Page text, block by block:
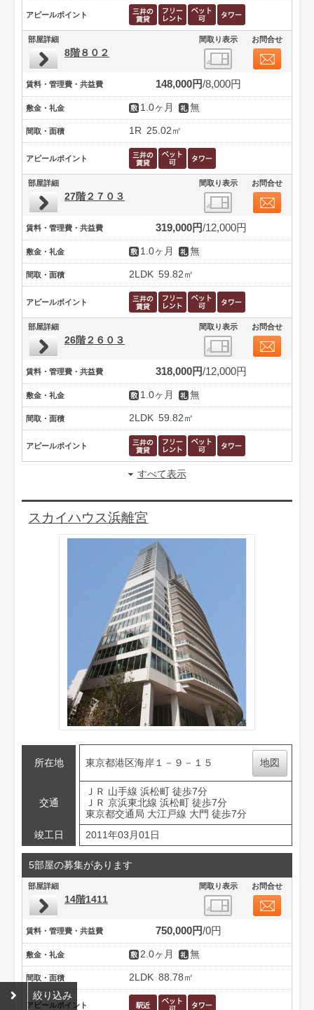
アピールポイント
部屋詳細 間取り表示 お問合せ
8階８０２
賃料・管理費・共益費 148,000円 8,000円
敷金・礼金 1.0ヶ月 無
間取・面積 1R 25.02㎡
アピールポイント
部屋詳細 間取り表示 お問合せ
27階２７０３
賃料・管理費・共益費 319,000円 12,000円
敷金・礼金 1.0ヶ月 無
間取・面積 2LDK 59.82㎡
アピールポイント
部屋詳細 間取り表示 お問合せ
26階２６０３
賃料・管理費・共益費 318,000円 12,000円
敷金・礼金 1.0ヶ月 無
間取・面積 2LDK 59.82㎡
アピールポイント
すべて表示
スカイハウス浜離宮
所在地 東京都港区海岸１－９－１５ 地図
交通
ＪＲ 山手線 浜松町 徒歩7分
ＪＲ 京浜東北線 浜松町 徒歩7分
東京都交通局 大江戸線 大門 徒歩7分
竣工日
2011年03月01日
5部屋の募集があります
部屋詳細 間取り表示 お問合せ
14階1411
賃料・管理費・共益費 750,000円 0円
敷金・礼金 2.0ヶ月 無
間取・面積 2LDK 88.78㎡
アピールポイント
絞り込み